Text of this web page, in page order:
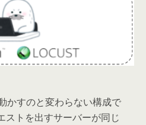
かすのと変わらない構成で
ストを出すサーバーが同じ